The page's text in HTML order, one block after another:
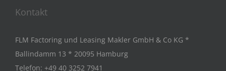
Kontakt
FLM Factoring und Leasing Makler GmbH & Co KG *
Ballindamm 13 * 20095 Hamburg
Telefon: +49 40 3252 7941